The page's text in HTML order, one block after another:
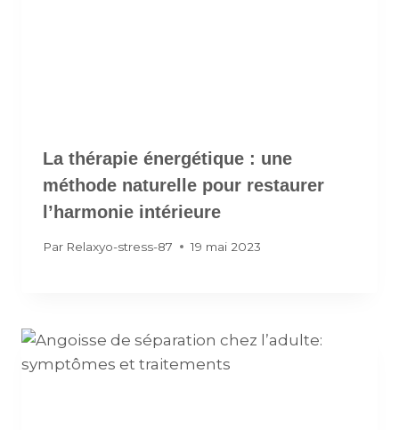
La thérapie énergétique : une
méthode naturelle pour restaurer
l’harmonie intérieure
Par Relaxyo-stress-87 19 mai 2023